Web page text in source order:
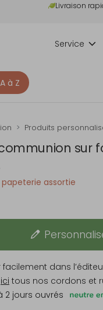
Livraison
Service
à Z
Produits
sur
assortie
dans
ici tous nos cordons et
2 jours ouvrés